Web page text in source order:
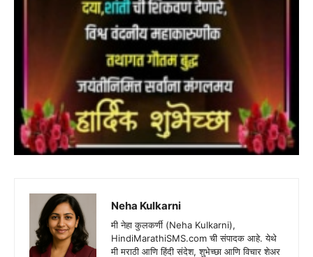
Neha Kulkarni
मी नेहा कुलकर्णी (Neha Kulkarni),
HindiMarathiSMS.com ची संपादक आहे. येथे
मी मराठी आणि हिंदी संदेश, शुभेच्छा आणि विचार शेअर